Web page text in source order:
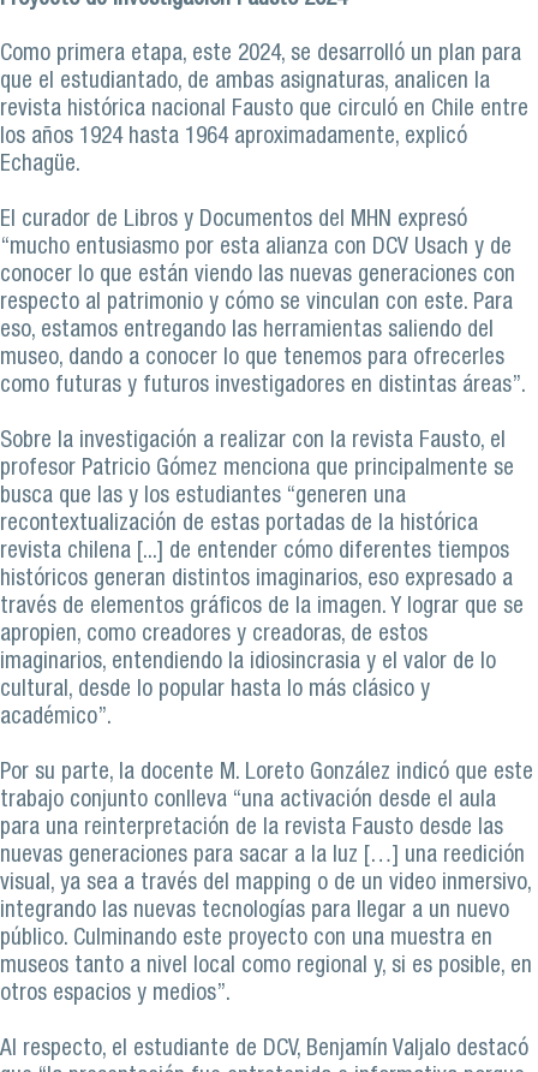
Como primera etapa, este 2024, se desarrolló un plan para
que el estudiantado, de ambas asignaturas, analicen la
revista histórica nacional Fausto que circuló en Chile entre
los años 1924 hasta 1964 aproximadamente, explicó
Echagüe.
El curador de Libros y Documentos del MHN expresó
“mucho entusiasmo por esta alianza con DCV Usach y de
conocer lo que están viendo las nuevas generaciones con
respecto al patrimonio y cómo se vinculan con este. Para
eso, estamos entregando las herramientas saliendo del
museo, dando a conocer lo que tenemos para ofrecerles
como futuras y futuros investigadores en distintas áreas”.
Sobre la investigación a realizar con la revista Fausto, el
profesor Patricio Gómez menciona que principalmente se
busca que las y los estudiantes “generen una
recontextualización de estas portadas de la histórica
revista chilena [...] de entender cómo diferentes tiempos
históricos generan distintos imaginarios, eso expresado a
través de elementos gráficos de la imagen. Y lograr que se
apropien, como creadores y creadoras, de estos
imaginarios, entendiendo la idiosincrasia y el valor de lo
cultural, desde lo popular hasta lo más clásico y
académico”.
Por su parte, la docente M. Loreto González indicó que este
trabajo conjunto conlleva “una activación desde el aula
para una reinterpretación de la revista Fausto desde las
nuevas generaciones para sacar a la luz […] una reedición
visual, ya sea a través del mapping o de un video inmersivo,
integrando las nuevas tecnologías para llegar a un nuevo
público. Culminando este proyecto con una muestra en
museos tanto a nivel local como regional y, si es posible, en
otros espacios y medios”.
Al respecto, el estudiante de DCV, Benjamín Valjalo destacó